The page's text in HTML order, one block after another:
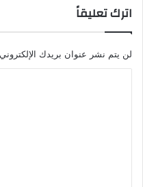
اترك تعليقاً
لن يتم نشر عنوان بريدك